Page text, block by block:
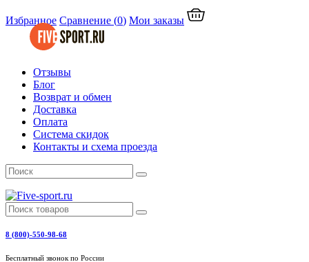
Избранное Сравнение (0) Мои заказы
Отзывы
Блог
Возврат и обмен
Доставка
Оплата
Система скидок
Контакты и схема проезда
8 (800)-550-98-68
Бесплатный звонок по России